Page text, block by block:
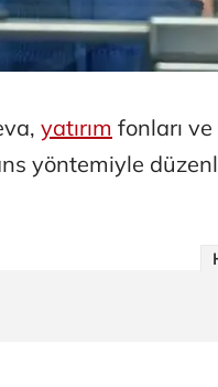
yatırım fonları
yöntemiyle